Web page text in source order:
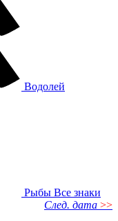
Водолей
Рыбы Все знаки
След. дата >>